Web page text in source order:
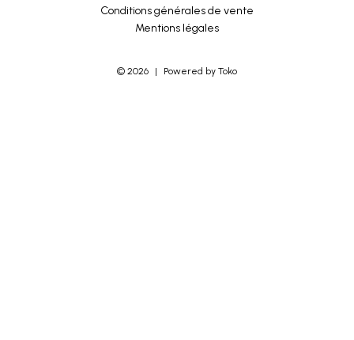
Conditions générales de vente
Mentions légales
© 2026 | Powered by Toko